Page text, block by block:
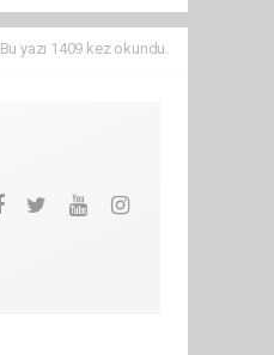
Bu yazı 1409 kez okundu.